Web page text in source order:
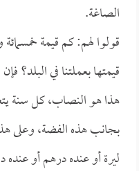
الصاغة.
قولوا لهم: كم قيمة
قيمتها بعملتنا في البلد؟
هذا هو النصاب، كل سنة
بجانب هذه الفضة، وعلى
ليرة أو عنده درهم أو